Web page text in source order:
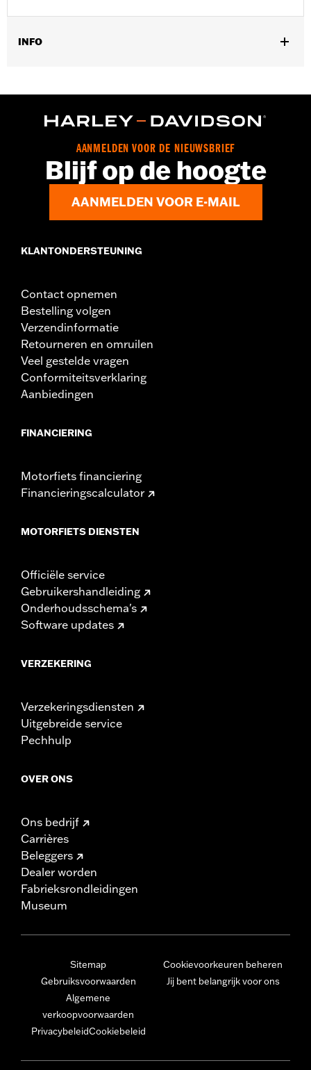
INFO
Per stuk verkocht:
Twee
AANMELDEN VOOR DE NIEUWSBRIEF
Blijf op de hoogte
AANMELDEN VOOR E-MAIL
KLANTONDERSTEUNING
Contact opnemen
Bestelling volgen
Verzendinformatie
Retourneren en omruilen
Veel gestelde vragen
Conformiteitsverklaring
Aanbiedingen
FINANCIERING
Motorfiets financiering
Financieringscalculator
MOTORFIETS DIENSTEN
Officiële service
Gebruikershandleiding
Onderhoudsschema's
Software updates
VERZEKERING
Verzekeringsdiensten
Uitgebreide service
Pechhulp
OVER ONS
Ons bedrijf
Carrières
Beleggers
Dealer worden
Fabrieksrondleidingen
Museum
Sitemap
Gebruiksvoorwaarden
Algemene
verkoopvoorwaarden
PrivacybeleidCookiebeleid
Cookievoorkeuren beheren
Jij bent belangrijk voor ons